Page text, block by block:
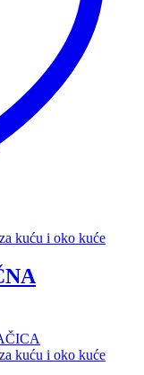
kuću i oko kuće
kuću i oko kuće